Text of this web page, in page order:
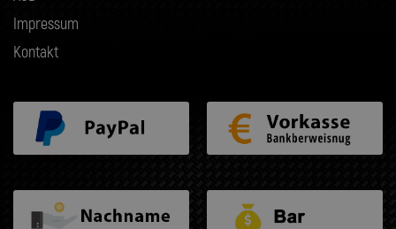
Impressum
Kontakt